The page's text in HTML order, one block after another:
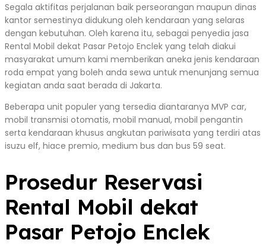
Segala aktifitas perjalanan baik perseorangan maupun dinas
kantor semestinya didukung oleh kendaraan yang selaras
dengan kebutuhan. Oleh karena itu, sebagai penyedia jasa
Rental Mobil dekat Pasar Petojo Enclek yang telah diakui
masyarakat umum kami memberikan aneka jenis kendaraan
roda empat yang boleh anda sewa untuk menunjang semua
kegiatan anda saat berada di Jakarta.
Beberapa unit populer yang tersedia diantaranya MVP car,
mobil transmisi otomatis, mobil manual, mobil pengantin
serta kendaraan khusus angkutan pariwisata yang terdiri atas
isuzu elf, hiace premio, medium bus dan bus 59 seat.
Prosedur Reservasi
Rental Mobil dekat
Pasar Petojo Enclek